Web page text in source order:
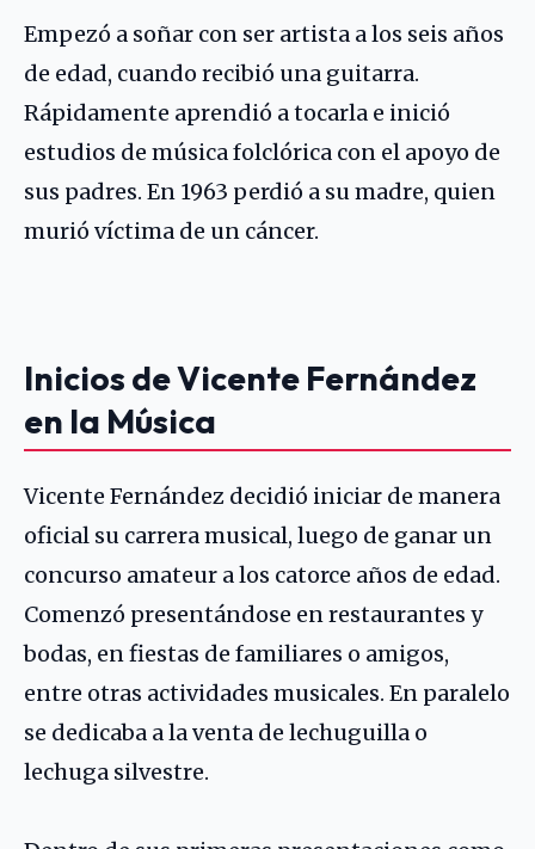
Empezó a soñar con ser artista a los seis años
de edad, cuando recibió una guitarra.
Rápidamente aprendió a tocarla e inició
estudios de música folclórica con el apoyo de
sus padres. En 1963 perdió a su madre, quien
murió víctima de un cáncer.
Inicios de Vicente Fernández
en la Música
Vicente Fernández decidió iniciar de manera
oficial su carrera musical, luego de ganar un
concurso amateur a los catorce años de edad.
Comenzó presentándose en restaurantes y
bodas, en fiestas de familiares o amigos,
entre otras actividades musicales. En paralelo
se dedicaba a la venta de lechuguilla o
lechuga silvestre.